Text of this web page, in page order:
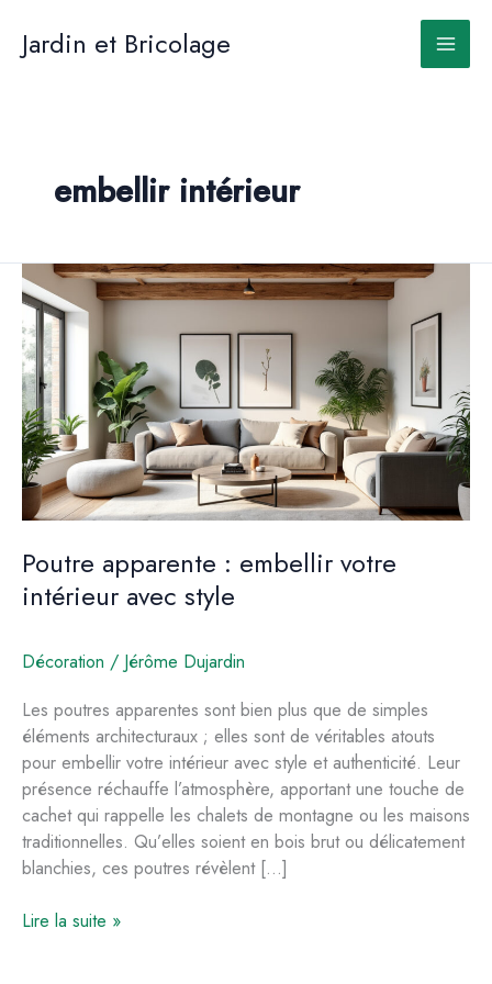
contenu
Jardin et Bricolage
embellir intérieur
Poutre apparente : embellir votre
intérieur avec style
Décoration / Jérôme Dujardin
Les poutres apparentes sont bien plus que de simples
éléments architecturaux ; elles sont de véritables atouts
pour embellir votre intérieur avec style et authenticité. Leur
présence réchauffe l’atmosphère, apportant une touche de
cachet qui rappelle les chalets de montagne ou les maisons
traditionnelles. Qu’elles soient en bois brut ou délicatement
blanchies, ces poutres révèlent […]
Poutre
Lire la suite »